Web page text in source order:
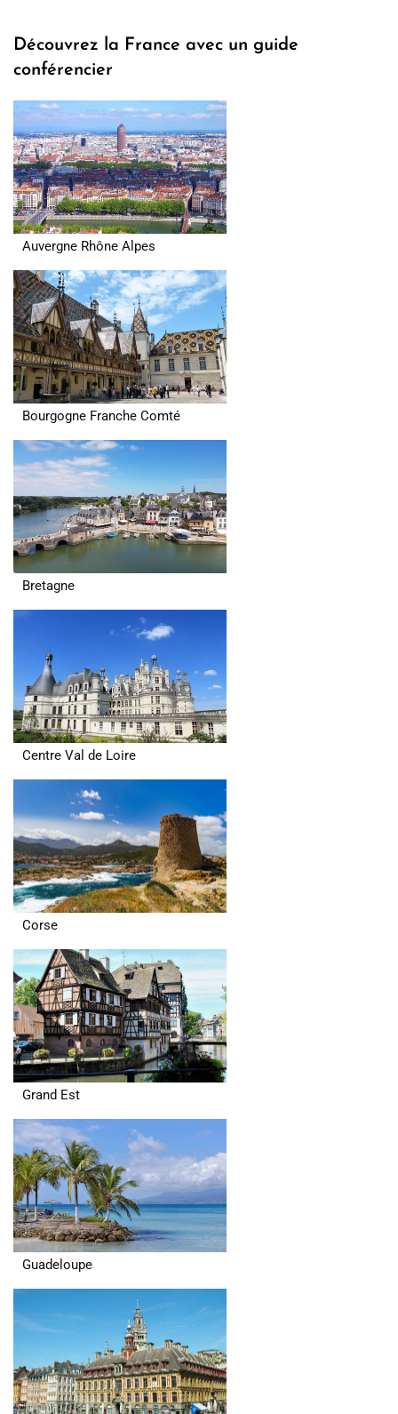
Découvrez la France avec un guide
conférencier
Auvergne Rhône Alpes
Bourgogne Franche Comté
Bretagne
Centre Val de Loire
Corse
Grand Est
Guadeloupe